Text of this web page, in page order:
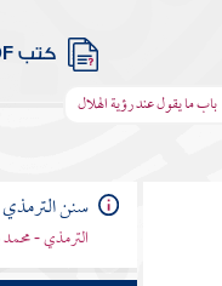
كتب PDF
باب ما يقول عند رؤية الهلال
سنن الترمذي
الترمذي -